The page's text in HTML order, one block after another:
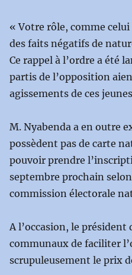
« Votre rôle, comme
des faits négatifs de
Ce rappel à l’ordre a été
partis de l’opposition
agissements de ces
M. Nyabenda a en outre
possèdent pas de carte
pouvoir prendre
septembre prochain
commission électorale
A l’occasion, le
communaux de faciliter
scrupuleusement le prix